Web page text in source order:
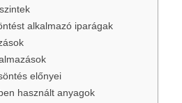
alkalmazó iparágak
előnyei
használt anyagok